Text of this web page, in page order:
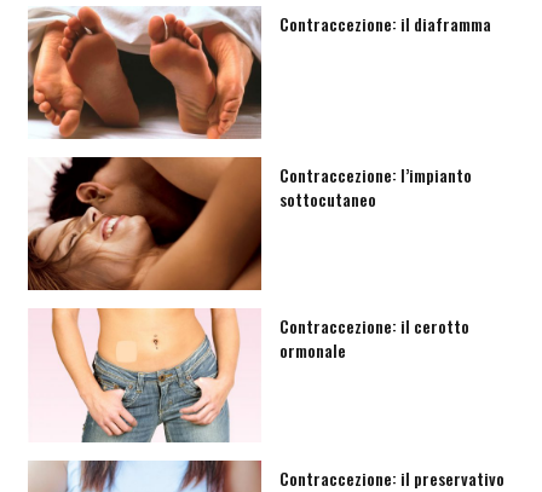
Contraccezione: il diaframma
Contraccezione: l’impianto
sottocutaneo
Contraccezione: il cerotto
ormonale
Contraccezione: il preservativo